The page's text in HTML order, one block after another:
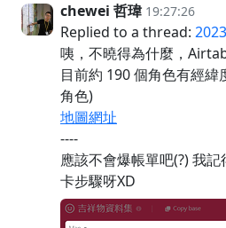
chewei 哲瑋 19:27:26
Replied to a thread:
咦，不曉得為什麼，
目前約 190 個角色有經
角色)
地圖網址
----
應該不會爆帳單吧(?) 我
卡步驟呀XD